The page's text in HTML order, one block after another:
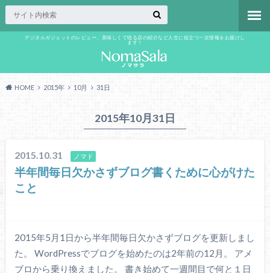
デジタルガジェットのレビュー、美味しくて唸る店の紹介など人生に役立つ一次情報をお届けし
ます！
HOME 2015年 10月 31日
2015年10月31日
2015.10.31 ノマド
半年間毎日欠かさずブログ書くために心がけた
こと
2015年5月1日から半年間毎日欠かさずブログを更新しまし
た。 WordPressでブログを始めたのは2年前の12月。 アメ
ブロから乗り換えました。 書き始めて一週間目で何と１日